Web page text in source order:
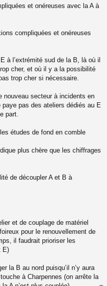
et onéreuses avec la A à
compliquées et onéreuses
à l’extrémité sud de la B, là où il
cher, et où il y a la possibilité
trop cher si nécessaire.
nouveau secteur à incidents en
pas des ateliers dédiés au E
part.
études de fond en comble
plus chère que les chiffrages
de découpler A et B à
et de couplage de matériel
pour le renouvellement de
il faudrait prioriser les
E)
la B au nord puisqu’il n’y aura
à Charpennes (on arrête la